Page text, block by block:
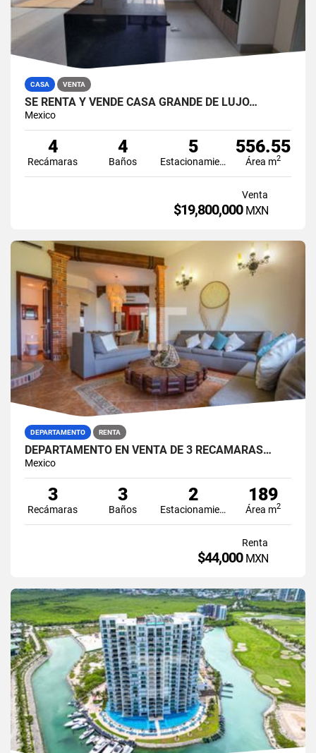
CASA VENTA
SE RENTA Y VENDE CASA GRANDE DE LUJO…
Mexico
4
Recámaras
4
Baños
5
Estacionamiento
556.55
Área m2
Venta
$19,800,000 MXN
DEPARTAMENTO RENTA
DEPARTAMENTO EN VENTA DE 3 RECÁMARAS…
Mexico
3
Recámaras
3
Baños
2
Estacionamiento
189
Área m2
Renta
$44,000 MXN